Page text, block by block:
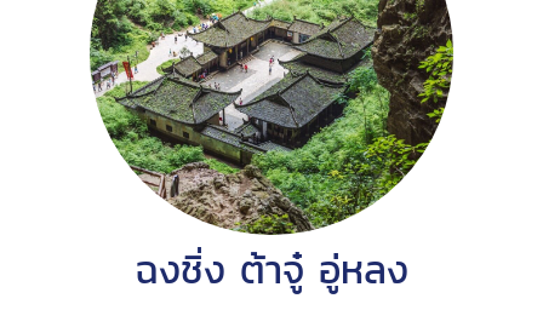
ฉงชิ่ง ต้าจู๋ อู่หลง